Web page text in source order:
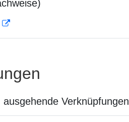
Verknüpfungen